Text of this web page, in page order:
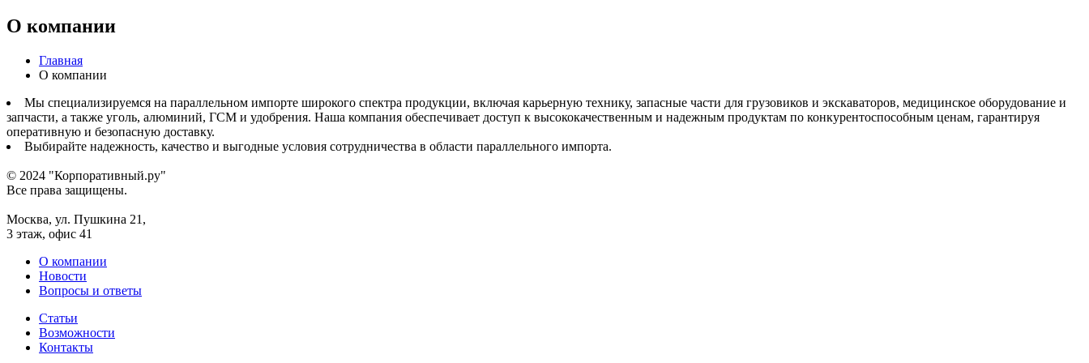
О компании
Главная
О компании
Мы специализируемся на параллельном импорте широкого спектра продукции, включая карьерную технику, запасные части для грузовиков и экскаваторов, медицинское оборудование и
запчасти, а также уголь, алюминий, ГСМ и удобрения. Наша компания обеспечивает доступ к высококачественным и надежным продуктам по конкурентоспособным ценам, гарантируя
оперативную и безопасную доставку.
Выбирайте надежность, качество и выгодные условия сотрудничества в области параллельного импорта.
© 2024 "Корпоративный.ру"
Все права защищены.
Москва, ул. Пушкина 21,
3 этаж, офис 41
О компании
Новости
Вопросы и ответы
Статьи
Возможности
Контакты